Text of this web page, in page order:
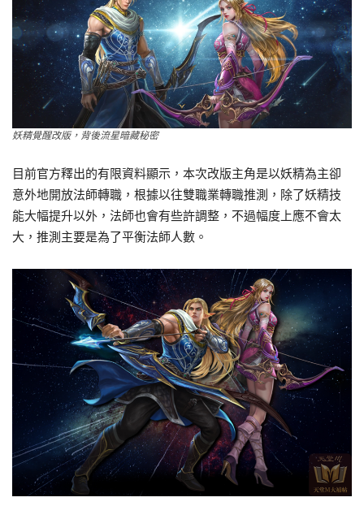
妖精覺醒改版，背後流星暗藏秘密
目前官方釋出的有限資料顯示，本次改版主角是以妖精為主卻
意外地開放法師轉職，根據以往雙職業轉職推測，除了妖精技
能大幅提升以外，法師也會有些許調整，不過幅度上應不會太
大，推測主要是為了平衡法師人數。